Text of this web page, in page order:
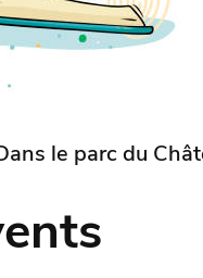
le parc du